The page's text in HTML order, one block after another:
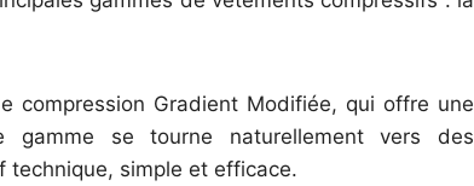
compression Gradient Modifiée, qui offre une
gamme se tourne naturellement vers des
technique, simple et efficace.